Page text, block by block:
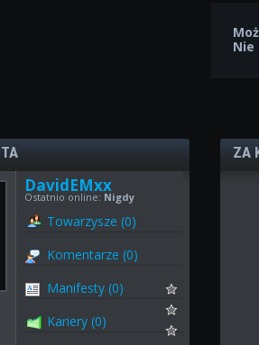
DavidEMxx
Ostatnio online: Nigdy
Towarzysze (0)
Komentarze (0)
Manifesty (0)
Kariery (0)
ZA